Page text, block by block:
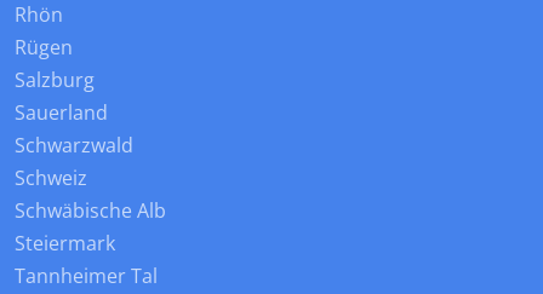
Rhön
Rügen
Salzburg
Sauerland
Schwarzwald
Schweiz
Schwäbische Alb
Steiermark
Tannheimer Tal